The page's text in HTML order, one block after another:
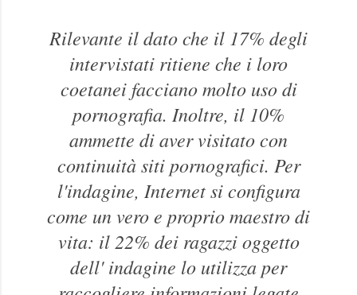
Rilevante il dato che il 17% degli
intervistati ritiene che i loro
coetanei facciano molto uso di
pornografia. Inoltre, il 10%
ammette di aver visitato con
continuità siti pornografici. Per
l'indagine, Internet si configura
come un vero e proprio maestro di
vita: il 22% dei ragazzi oggetto
dell' indagine lo utilizza per